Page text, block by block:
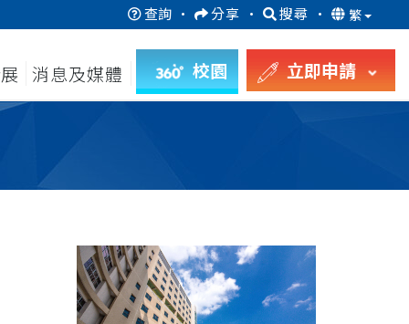
查詢 · 分享 · 搜尋 · 繁
消息及媒體 校園 立即申請